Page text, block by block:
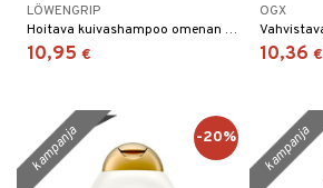
LÖWENGRIP
Hoitava kuivashampoo omenan ja seetripuun tuoksulla - Löwengrip
10,95 €
OGX
10,36 €
kampanja -20% kampanja